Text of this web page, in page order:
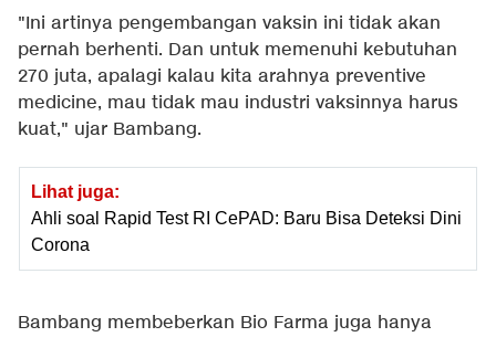
"Ini artinya pengembangan vaksin ini tidak akan
pernah berhenti. Dan untuk memenuhi kebutuhan
270 juta, apalagi kalau kita arahnya preventive
medicine, mau tidak mau industri vaksinnya harus
kuat," ujar Bambang.
Lihat juga:
Ahli soal Rapid Test RI CePAD: Baru Bisa Deteksi Dini
Corona
Bambang membeberkan Bio Farma juga hanya